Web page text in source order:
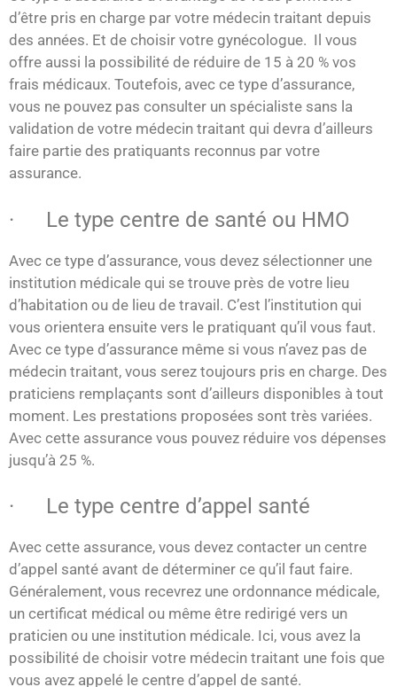
d’être pris en charge par votre médecin traitant depuis
des années. Et de choisir votre gynécologue. Il vous
offre aussi la possibilité de réduire de 15 à 20 % vos
frais médicaux. Toutefois, avec ce type d’assurance,
vous ne pouvez pas consulter un spécialiste sans la
validation de votre médecin traitant qui devra d’ailleurs
faire partie des pratiquants reconnus par votre
assurance.
· Le type centre de santé ou HMO
Avec ce type d’assurance, vous devez sélectionner une
institution médicale qui se trouve près de votre lieu
d’habitation ou de lieu de travail. C’est l’institution qui
vous orientera ensuite vers le pratiquant qu’il vous faut.
Avec ce type d’assurance même si vous n’avez pas de
médecin traitant, vous serez toujours pris en charge. Des
praticiens remplaçants sont d’ailleurs disponibles à tout
moment. Les prestations proposées sont très variées.
Avec cette assurance vous pouvez réduire vos dépenses
jusqu’à 25 %.
· Le type centre d’appel santé
Avec cette assurance, vous devez contacter un centre
d’appel santé avant de déterminer ce qu’il faut faire.
Généralement, vous recevrez une ordonnance médicale,
un certificat médical ou même être redirigé vers un
praticien ou une institution médicale. Ici, vous avez la
possibilité de choisir votre médecin traitant une fois que
vous avez appelé le centre d’appel de santé.